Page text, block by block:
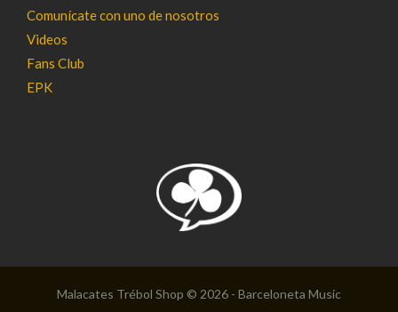
Comunícate con uno de nosotros
Videos
Fans Club
EPK
Malacates Trébol Shop © 2026 - Barceloneta Music